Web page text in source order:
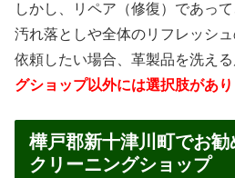
しかし、リペア（修復）であっ
汚れ落としや全体のリフレッシ
依頼したい場合、革製品を洗え
グショップ以外には選択肢があ
樺戸郡新十津川町でお
クリーニングショップ